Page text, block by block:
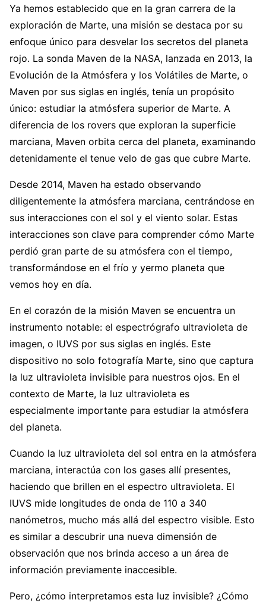
Ya hemos establecido que en la gran carrera de la
exploración de Marte, una misión se destaca por su
enfoque único para desvelar los secretos del planeta
rojo. La sonda Maven de la NASA, lanzada en 2013, la
Evolución de la Atmósfera y los Volátiles de Marte, o
Maven por sus siglas en inglés, tenía un propósito
único: estudiar la atmósfera superior de Marte. A
diferencia de los rovers que exploran la superficie
marciana, Maven orbita cerca del planeta, examinando
detenidamente el tenue velo de gas que cubre Marte.
Desde 2014, Maven ha estado observando
diligentemente la atmósfera marciana, centrándose en
sus interacciones con el sol y el viento solar. Estas
interacciones son clave para comprender cómo Marte
perdió gran parte de su atmósfera con el tiempo,
transformándose en el frío y yermo planeta que
vemos hoy en día.
En el corazón de la misión Maven se encuentra un
instrumento notable: el espectrógrafo ultravioleta de
imagen, o IUVS por sus siglas en inglés. Este
dispositivo no solo fotografía Marte, sino que captura
la luz ultravioleta invisible para nuestros ojos. En el
contexto de Marte, la luz ultravioleta es
especialmente importante para estudiar la atmósfera
del planeta.
Cuando la luz ultravioleta del sol entra en la atmósfera
marciana, interactúa con los gases allí presentes,
haciendo que brillen en el espectro ultravioleta. El
IUVS mide longitudes de onda de 110 a 340
nanómetros, mucho más allá del espectro visible. Esto
es similar a descubrir una nueva dimensión de
observación que nos brinda acceso a un área de
información previamente inaccesible.
Pero, ¿cómo interpretamos esta luz invisible? ¿Cómo